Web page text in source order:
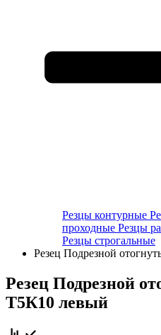
Резцы контурные
проходные Резцы
Резцы строгальные
Резец Подрезной
Резец Подрезной
Т5К10 левый